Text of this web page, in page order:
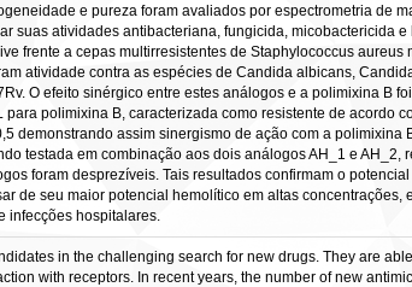
e pureza foram avaliados por espectrometria de
suas atividades antibacteriana, fungicida, micobactericida
frente a cepas multirresistentes de Staphylococcus aureus
atividade contra as espécies de Candida albicans,
O efeito sinérgico entre estes análogos e a polimixina B
polimixina B, caracterizada como resistente de acordo
demonstrando assim sinergismo de ação com a polimixina
testada em combinação aos dois análogos AH_1 e AH_2,
foram desprezíveis. Tais resultados confirmam o
de seu maior potencial hemolítico em altas concentrações,
infecções hospitalares.
in the challenging search for new drugs. They are
with receptors. In recent years, the number of new